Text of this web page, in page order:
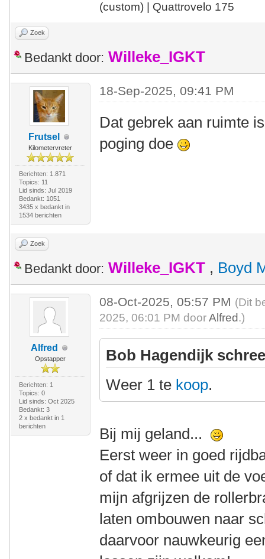
(custom) | Quattrovelo 175
Zoek
Bedankt door: Willeke_IGKT
Frutsel
Kilometervreter
Berichten: 1.871
Topics: 11
Lid sinds: Jul 2019
Bedankt: 1051
3435 x bedankt in
1534 berichten
18-Sep-2025, 09:41 PM
Dat gebrek aan ruimte
poging doe
Zoek
Bedankt door: Willeke_IGKT , Boyd
Alfred
Opstapper
Berichten: 1
Topics: 0
Lid sinds: Oct 2025
Bedankt: 3
2 x bedankt in 1
berichten
08-Oct-2025, 05:57 PM (Dit
2025, 06:01 PM doorAlfred.)
Bob Hagendijk
Weer 1 te koop.
Bij mij geland...
Eerst weer in goed
of dat ik ermee uit de
mijn afgrijzen de
laten ombouwen naar
daarvoor nauwkeurig